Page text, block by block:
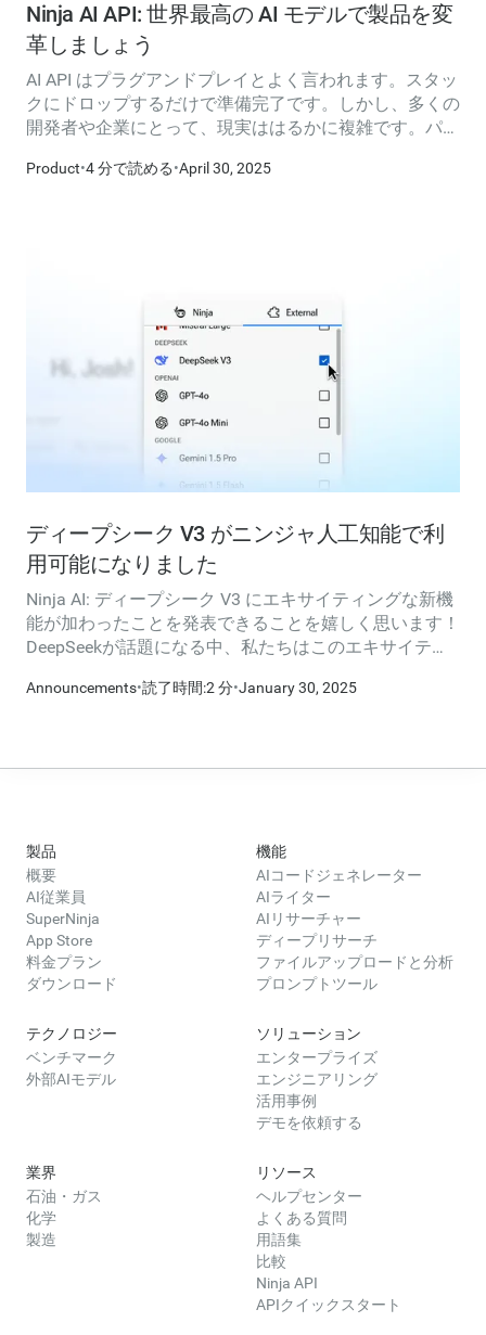
Ninja AI API: 世界最高の AI モデルで製品を変
革しましょう
AI API はプラグアンドプレイとよく言われます。スタッ
クにドロップするだけで準備完了です。しかし、多くの
開発者や企業にとって、現実ははるかに複雑です。パフ
額な価格設定まで、現実世界の価値とユーザビリティの
Product•4 分で読める•April 30, 2025
ディープシーク V3 がニンジャ人工知能で利
用可能になりました
Ninja AI: ディープシーク V3 にエキサイティングな新機
能が加わったことを発表できることを嬉しく思います！
DeepSeekが話題になる中、私たちはこのエキサイティ
トしてユーザーに届けたいと考えました。
Announcements•読了時間:2 分•January 30, 2025
製品
概要
AI従業員
SuperNinja
App Store
料金プラン
ダウンロード
機能
AIコードジェネレーター
AIライター
AIリサーチャー
ディープリサーチ
ファイルアップロードと分析
プロンプトツール
テクノロジー
ベンチマーク
外部AIモデル
ソリューション
エンタープライズ
エンジニアリング
活用事例
デモを依頼する
業界
石油・ガス
化学
製造
リソース
ヘルプセンター
よくある質問
用語集
比較
Ninja API
APIクイックスタート